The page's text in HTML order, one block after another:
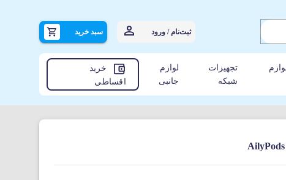
ثبت‌نام / ورود سبد خرید
تجهیزات
شبکه
لوازم
جانبی
خرید
اقساطی